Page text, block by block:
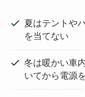
夏はテントや
を当てない
冬は暖かい車
いてから電源